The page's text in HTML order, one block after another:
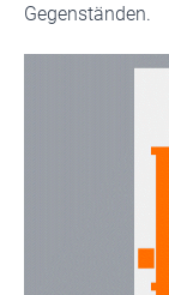
Gegenständen.